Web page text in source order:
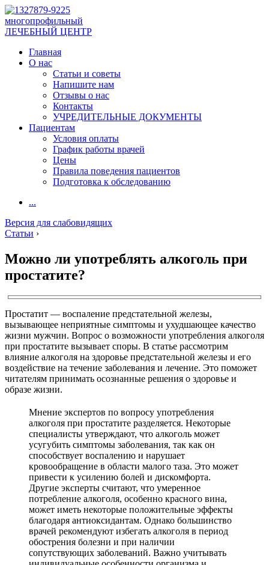
многопрофильный
ЛЕЧЕБНЫЙ ЦЕНТР
Главная
О нас
Статьи и советы
Напишите нам
Отзывы о нас
Контакты
УЧРЕДИТЕЛЬНЫЕ ДОКУМЕНТЫ
Пациентам
Условия оплаты
График работы врачей
Цены
Правила поведения пациентов
Подготовка к обследованию
...
Версия для слабовидящих
Статьи ›
Можно ли употреблять алкоголь при
простатите?
Простатит — воспаление предстательной железы,
вызывающее неприятные симптомы и ухудшающее качество
жизни мужчин. Вопрос о возможности употребления алкоголя
при простатите вызывает споры. В статье рассмотрим
влияние алкоголя на здоровье предстательной железы и его
воздействие на течение заболевания и лечение. Это поможет
читателям принимать осознанные решения о здоровье и
образе жизни.
Мнение экспертов по вопросу употребления
алкоголя при простатите разделяется. Некоторые
специалисты утверждают, что алкоголь может
усугубить симптомы заболевания, так как он
способствует воспалению и нарушает
кровообращение в области малого таза. Это может
привести к усилению болей и дискомфорта.
Другие эксперты считают, что умеренное
потребление алкоголя, особенно красного вина,
может иметь некоторые положительные эффекты
благодаря антиоксидантам. Однако большинство
врачей рекомендуют избегать алкоголя в период
обострения болезни и при наличии
сопутствующих заболеваний. Важно учитывать